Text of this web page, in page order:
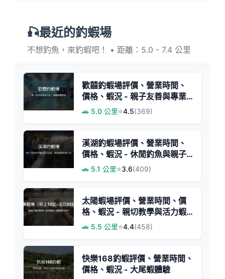
🎣最近的釣蝦場
不想釣魚，來釣蝦吧！ • 距離：5.0 - 7.4 公里
歡囍釣蝦場評價、營業時間、
價格、蝦況 - 親子友善與專業
釣手首選
🚗 5.0 公里⭐4.5(369)
溪湖釣蝦場評價、營業時間、
價格、蝦況 - 休閒釣魚與親子
同樂
🚗 5.1 公里⭐3.6(409)
太陽蝦場評價、營業時間、價
格、蝦況 - 親切教學與活力蝦
🚗 5.5 公里⭐4.4(458)
快樂168釣蝦評價、營業時間、
價格、蝦況 - 大尾蝦體驗